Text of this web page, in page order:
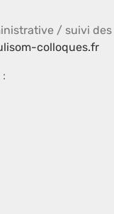
/ suivi des
colloques.fr